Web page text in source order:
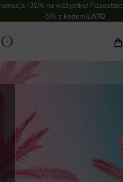
-35% na wszystko! Pozostało
-5% z kodem LATO